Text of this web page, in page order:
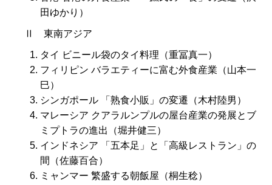
田ゆかり）
Ⅱ 東南アジア
タイ ビニール袋のタイ料理（重冨真一）
フィリピン バラエティーに富む外食産業（山本一
巳）
シンガポール 「熟食小販」の変遷（木村陸男）
マレーシア クアラルンプルの屋台産業の発展とブ
ミプトラの進出（堀井健三）
インドネシア 「五本足」と「高級レストラン」の
間（佐藤百合）
ミャンマー 繁盛する朝飯屋（桐生稔）